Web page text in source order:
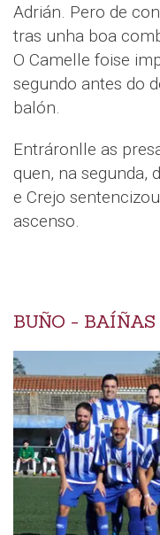
Adrián. Pero de
tras unha boa
O Camelle foise
segundo antes do
balón.
Entráronlle as
quen, na segunda,
e Crejo
ascenso.
BUÑO -